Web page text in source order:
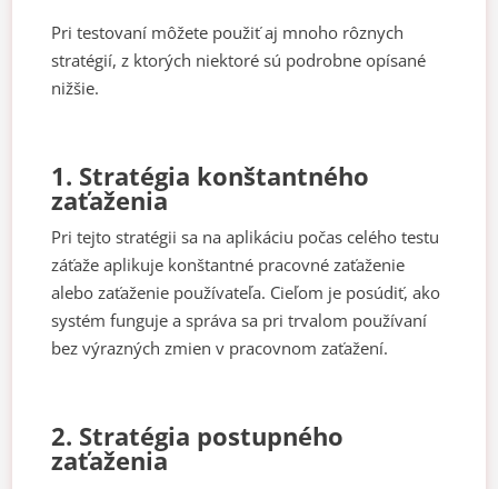
Pri testovaní môžete použiť aj mnoho rôznych
stratégií, z ktorých niektoré sú podrobne opísané
nižšie.
1. Stratégia konštantného
zaťaženia
Pri tejto stratégii sa na aplikáciu počas celého testu
záťaže aplikuje konštantné pracovné zaťaženie
alebo zaťaženie používateľa. Cieľom je posúdiť, ako
systém funguje a správa sa pri trvalom používaní
bez výrazných zmien v pracovnom zaťažení.
2. Stratégia postupného
zaťaženia